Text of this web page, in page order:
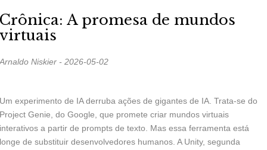
Crônica: A promesa de mundos
virtuais
Arnaldo Niskier - 2026-05-02
Um experimento de IA derruba ações de gigantes de IA. Trata-se do
Project Genie, do Google, que promete criar mundos virtuais
interativos a partir de prompts de texto. Mas essa ferramenta está
longe de substituir desenvolvedores humanos. A Unity, segunda